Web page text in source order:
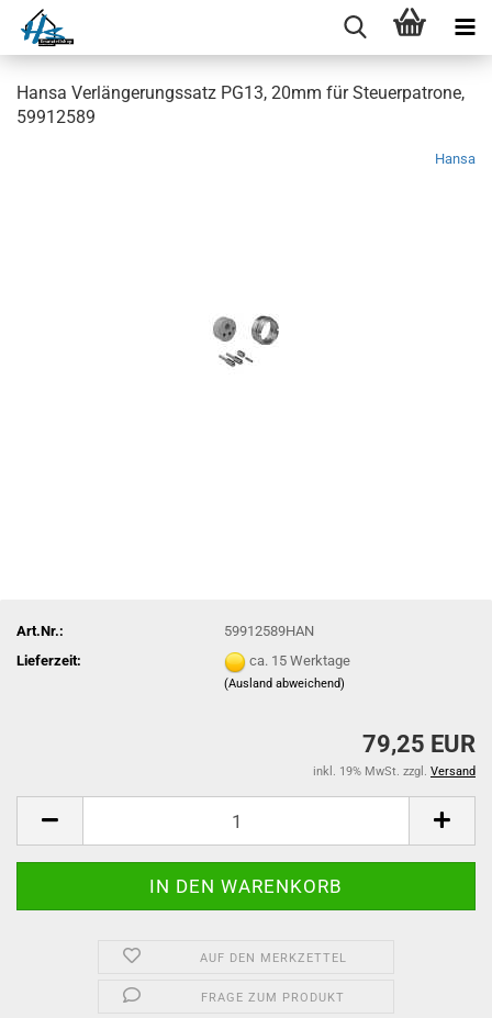
Hansa Verlängerungssatz PG13, 20mm für Steuerpatrone,
59912589
Hansa
Art.Nr.:
59912589HAN
Lieferzeit:
ca. 15 Werktage
(Ausland abweichend)
79,25 EUR
inkl. 19% MwSt. zzgl. Versand
AUF DEN MERKZETTEL
FRAGE ZUM PRODUKT